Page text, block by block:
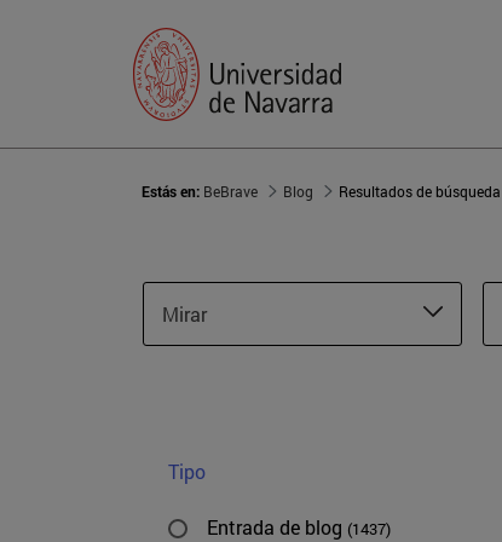
Estás en: BeBrave Blog Resultados de búsqueda
Mirar
Tipo
Entrada de blog (1437)